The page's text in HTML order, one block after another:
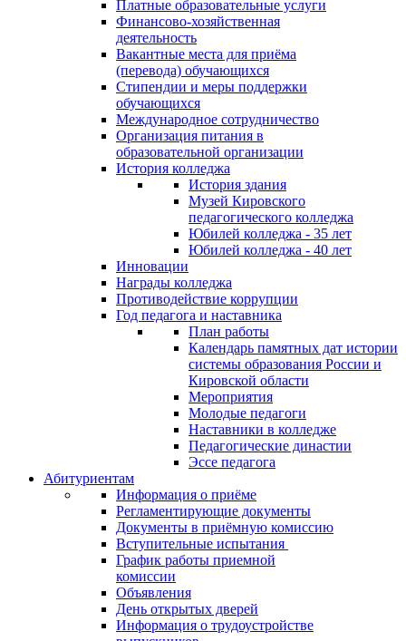
Платные образовательные услуги
Финансово-хозяйственная
деятельность
Вакантные места для приёма
(перевода) обучающихся
Стипендии и меры поддержки
обучающихся
Международное сотрудничество
Организация питания в
образовательной организации
История колледжа
История здания
Музей Кировского
педагогического колледжа
Юбилей колледжа - 35 лет
Юбилей колледжа - 40 лет
Инновации
Награды колледжа
Противодействие коррупции
Год педагога и наставника
План работы
Календарь памятных дат истории
системы образования России и
Кировской области
Мероприятия
Молодые педагоги
Наставники в колледже
Педагогические династии
Эссе педагога
Абитуриентам
Информация о приёме
Регламентирующие документы
Документы в приёмную комиссию
Вступительные испытания
График работы приемной
комиссии
Объявления
День открытых дверей
Информация о трудоустройстве